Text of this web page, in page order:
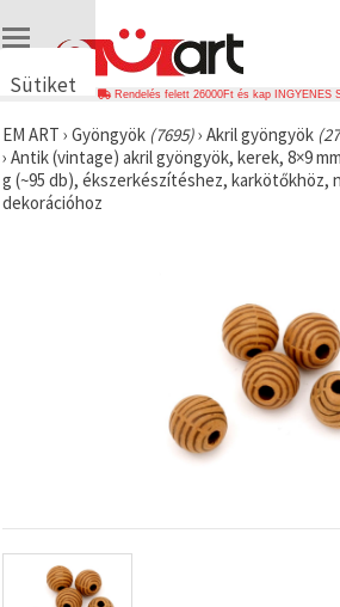
Sütiket
🍪 Cookie-
kat és
hasonló
technológiákat
forgalmat,
relevánsabb
tartalmat
Rendelés felett 26000Ft és kap INGYENES
EM ART › Gyöngyök (7695)› Akril gyöngyök
› Antik (vintage) akril gyöngyök, kerek, 8×9
g (~95 db), ékszerkészítéshez, karkötőkhöz,
dekorációhoz